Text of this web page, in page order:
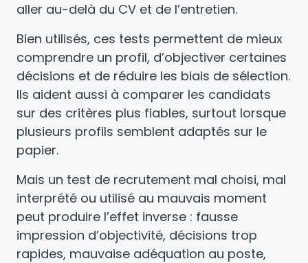
aller au-delà du CV et de l’entretien.
Bien utilisés, ces tests permettent de mieux
comprendre un profil, d’objectiver certaines
décisions et de réduire les biais de sélection.
Ils aident aussi à comparer les candidats
sur des critères plus fiables, surtout lorsque
plusieurs profils semblent adaptés sur le
papier.
Mais un test de recrutement mal choisi, mal
interprété ou utilisé au mauvais moment
peut produire l’effet inverse : fausse
impression d’objectivité, décisions trop
rapides, mauvaise adéquation au poste,